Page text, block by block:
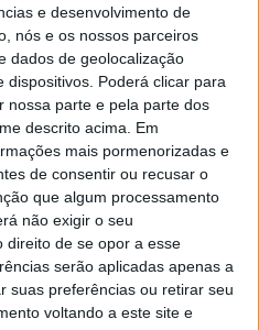
e desenvolvimento de
nós e os nossos parceiros
dados de geolocalização
dispositivos. Poderá clicar para
nossa parte e pela parte dos
descrito acima. Em
mais pormenorizadas e
de consentir ou recusar o
que algum processamento
não exigir o seu
direito de se opor a esse
serão aplicadas apenas a
suas preferências ou retirar seu
voltando a este site e
TRUST IN NEWS
Visão Se7e